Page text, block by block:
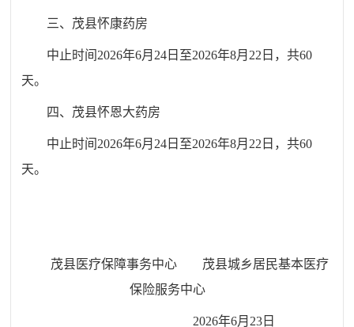
三、茂县怀康药房
中止时间2026年6月24日至2026年8月22日，共60
天。
四、茂县怀恩大药房
中止时间2026年6月24日至2026年8月22日，共60
天。
茂县医疗保障事务中心茂县城乡居民基本医疗
保险服务中心
2026年6月 23日